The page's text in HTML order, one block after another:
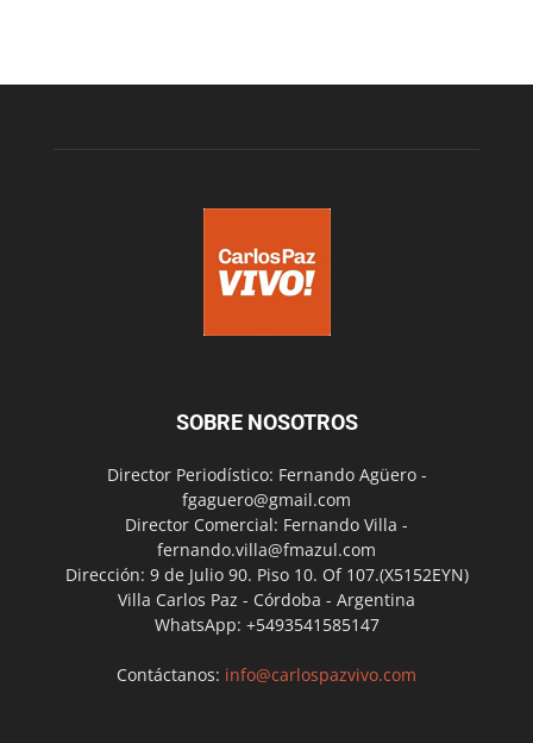
SOBRE NOSOTROS
Director Periodístico: Fernando Agüero -
fgaguero@gmail.com
Director Comercial: Fernando Villa -
fernando.villa@fmazul.com
Dirección: 9 de Julio 90. Piso 10. Of 107.(X5152EYN)
Villa Carlos Paz - Córdoba - Argentina
WhatsApp: +5493541585147
Contáctanos: info@carlospazvivo.com